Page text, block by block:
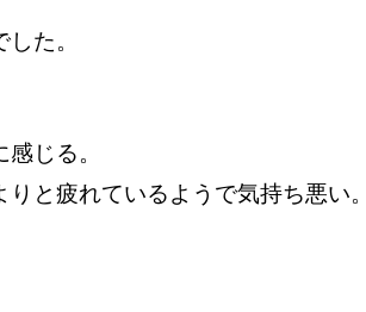
た。
じる。
と疲れているようで気持ち悪い。